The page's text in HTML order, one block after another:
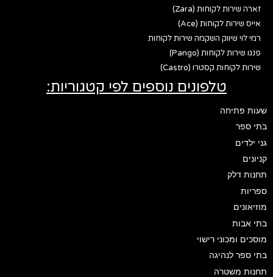
זארה שירות לקוחות (Zara)
אייס שירות לקוחות (Ace)
רמי לוי שיווק השקמה שירות לקוחות
פנגו שירות לקוחות (Pango)
שירות לקוחות קסטרו (Castro)
טלפונים נוספים לפי קטגוריות:
שעות פתיחה
בתי ספר
גני ילדים
קניונים
תחנות דלק
ספריות
מוזיאונים
בתי אבות
מוסכים ומכוני רישוי
בתי ספר לנהיגה
תחנות משטרה